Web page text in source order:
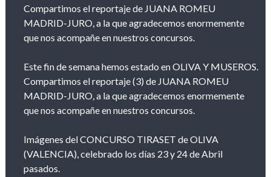
Compartimos el reportaje de JUANA ROMEU
MADRID-JURO, a la que agradecemos enormemente
que nos acompañe en nuestros concursos.
Este fin de semana hemos estado en OLIVA Y MUSEROS.
Compartimos el reportaje (3) de JUANA ROMEU
MADRID-JURO, a la que agradecemos enormemente
que nos acompañe en nuestros concursos.
Imágenes del CONCURSO TIRASET de OLIVA
(VALENCIA), celebrado los días 23 y 24 de Abril
pasados.